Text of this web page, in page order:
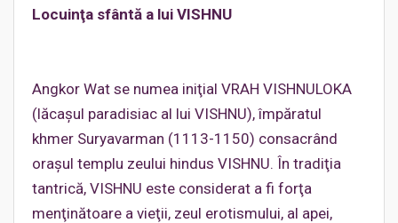
Locuinţa sfântă a lui VISHNU
Angkor Wat se numea iniţial VRAH VISHNULOKA
(lăcaşul paradisiac al lui VISHNU), împăratul
khmer Suryavarman (1113-1150) consacrând
oraşul templu zeului hindus VISHNU. În tradiţia
tantrică, VISHNU este considerat a fi forţa
menţinătoare a vieţii, zeul erotismului, al apei,